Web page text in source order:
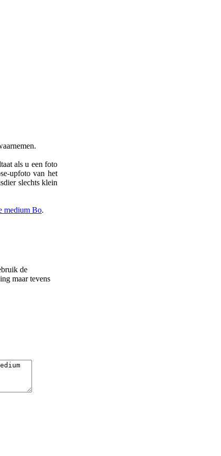
als u een foto
upfoto van het
slechts klein
medium Bo.
de
maar tevens